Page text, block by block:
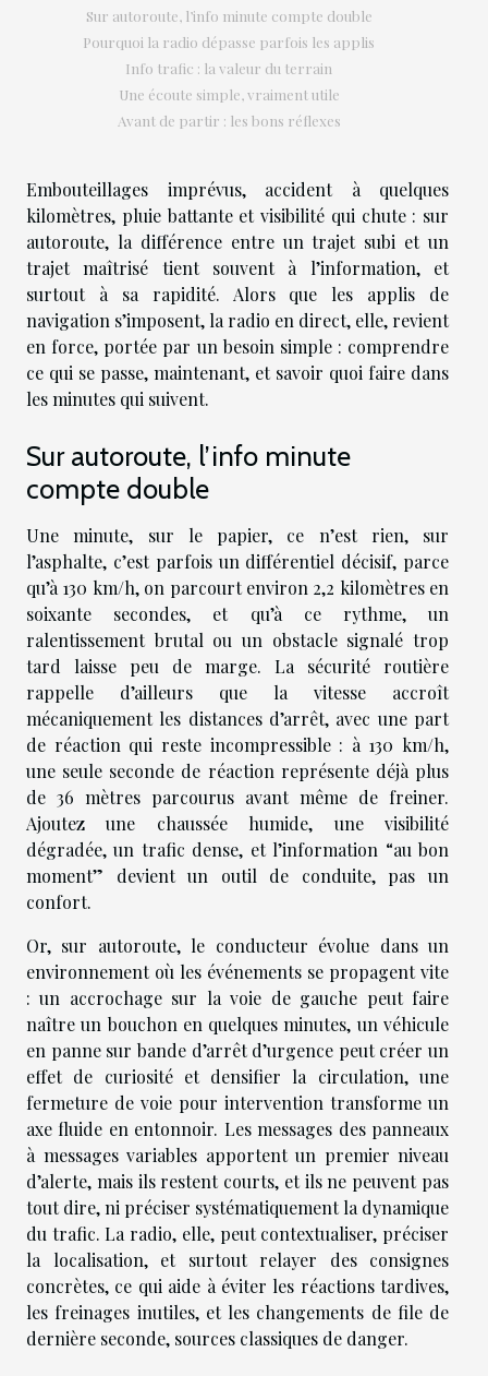
Sur autoroute, l’info minute compte double
Pourquoi la radio dépasse parfois les applis
Info trafic : la valeur du terrain
Une écoute simple, vraiment utile
Avant de partir : les bons réflexes
Embouteillages imprévus, accident à quelques
kilomètres, pluie battante et visibilité qui chute : sur
autoroute, la différence entre un trajet subi et un
trajet maîtrisé tient souvent à l’information, et
surtout à sa rapidité. Alors que les applis de
navigation s’imposent, la radio en direct, elle, revient
en force, portée par un besoin simple : comprendre
ce qui se passe, maintenant, et savoir quoi faire dans
les minutes qui suivent.
Sur autoroute, l’info minute
compte double
Une minute, sur le papier, ce n’est rien, sur
l’asphalte, c’est parfois un différentiel décisif, parce
qu’à 130 km/h, on parcourt environ 2,2 kilomètres en
soixante secondes, et qu’à ce rythme, un
ralentissement brutal ou un obstacle signalé trop
tard laisse peu de marge. La sécurité routière
rappelle d’ailleurs que la vitesse accroît
mécaniquement les distances d’arrêt, avec une part
de réaction qui reste incompressible : à 130 km/h,
une seule seconde de réaction représente déjà plus
de 36 mètres parcourus avant même de freiner.
Ajoutez une chaussée humide, une visibilité
dégradée, un trafic dense, et l’information “au bon
moment” devient un outil de conduite, pas un
confort.
Or, sur autoroute, le conducteur évolue dans un
environnement où les événements se propagent vite
: un accrochage sur la voie de gauche peut faire
naître un bouchon en quelques minutes, un véhicule
en panne sur bande d’arrêt d’urgence peut créer un
effet de curiosité et densifier la circulation, une
fermeture de voie pour intervention transforme un
axe fluide en entonnoir. Les messages des panneaux
à messages variables apportent un premier niveau
d’alerte, mais ils restent courts, et ils ne peuvent pas
tout dire, ni préciser systématiquement la dynamique
du trafic. La radio, elle, peut contextualiser, préciser
la localisation, et surtout relayer des consignes
concrètes, ce qui aide à éviter les réactions tardives,
les freinages inutiles, et les changements de file de
dernière seconde, sources classiques de danger.